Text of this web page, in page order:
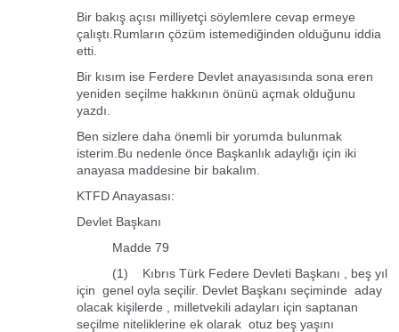
Bir bakış açısı milliyetçi söylemlere cevap ermeye
çalıştı.Rumların çözüm istemediğinden olduğunu iddia
etti.
Bir kısım ise Ferdere Devlet anayasısında sona eren
yeniden seçilme hakkının önünü açmak olduğunu
yazdı.
Ben sizlere daha önemli bir yorumda bulunmak
isterim.Bu nedenle önce Başkanlık adaylığı için iki
anayasa maddesine bir bakalım.
KTFD Anayasası:
Devlet Başkanı
Madde 79
(1) Kıbrıs Türk Federe Devleti Başkanı , beş yıl
için genel oyla seçilir. Devlet Başkanı seçiminde aday
olacak kişilerde , milletvekili adayları için saptanan
seçilme niteliklerine ek olarak otuz beş yaşını